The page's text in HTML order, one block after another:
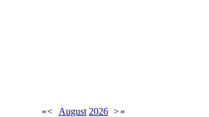
«< August 2026 >»